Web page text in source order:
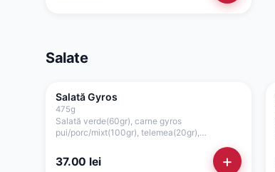
Salate
Salată Gyros
475g
Salată verde(60gr), carne gyros
pui/porc/mixt(100gr), telemea(20gr),
picant(75gr)
37.00 lei +